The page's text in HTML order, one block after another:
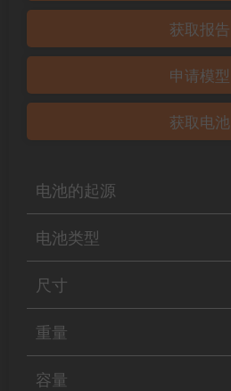
获取报告
申请模型
获取电池
电池的起源
电池类型
尺寸
重量
容量